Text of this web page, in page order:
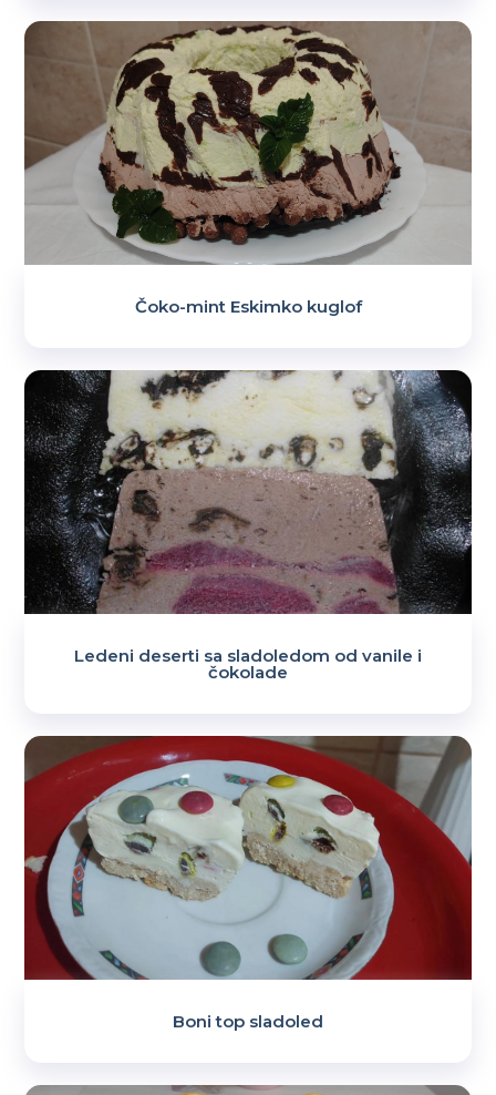
Čoko-mint Eskimko kuglof
Ledeni deserti sa sladoledom od vanile i
čokolade
Boni top sladoled